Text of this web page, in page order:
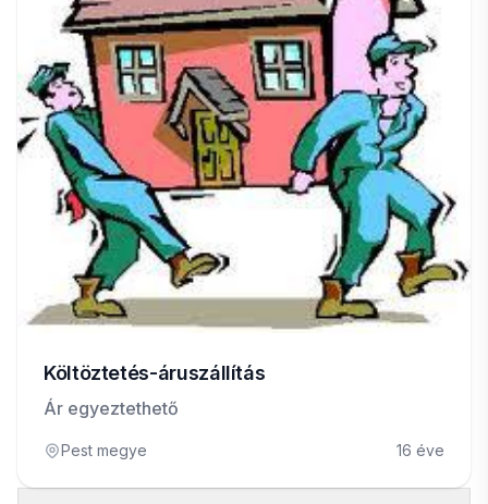
Költöztetés-áruszállítás
Ár egyeztethető
Pest megye 16 éve